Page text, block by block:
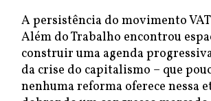
A persistência do movimento
Além do Trabalho encontrou
construir uma agenda
da crise do capitalismo – que
nenhuma reforma oferece nessa